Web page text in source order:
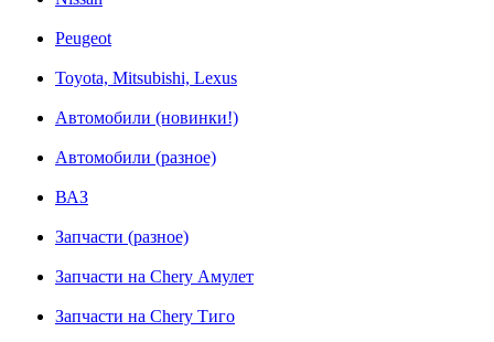
Peugeot
Toyota, Mitsubishi, Lexus
Автомобили (новинки!)
Автомобили (разное)
ВАЗ
Запчасти (разное)
Запчасти на Chery Амулет
Запчасти на Chery Тиго